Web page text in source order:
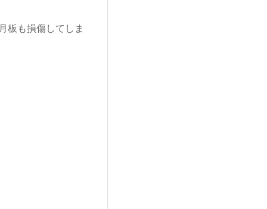
板も損傷してしま